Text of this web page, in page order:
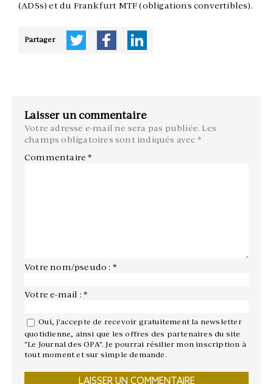
(ADSs) et du Frankfurt MTF (obligations convertibles).
Partager
Laisser un commentaire
Votre adresse e-mail ne sera pas publiée. Les
champs obligatoires sont indiqués avec *
Commentaire*
Votre nom/pseudo : *
Votre e-mail : *
Oui, j'accepte de recevoir gratuitement la newsletter
quotidienne, ainsi que les offres des partenaires du site
"Le Journal des OPA". Je pourrai résilier mon inscription à
tout moment et sur simple demande.